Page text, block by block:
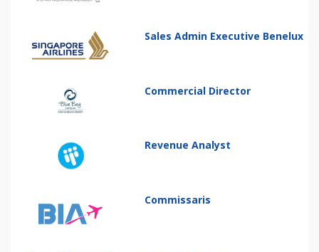
Sales Admin Executive Benelux
Commercial Director
Revenue Analyst
Commissaris